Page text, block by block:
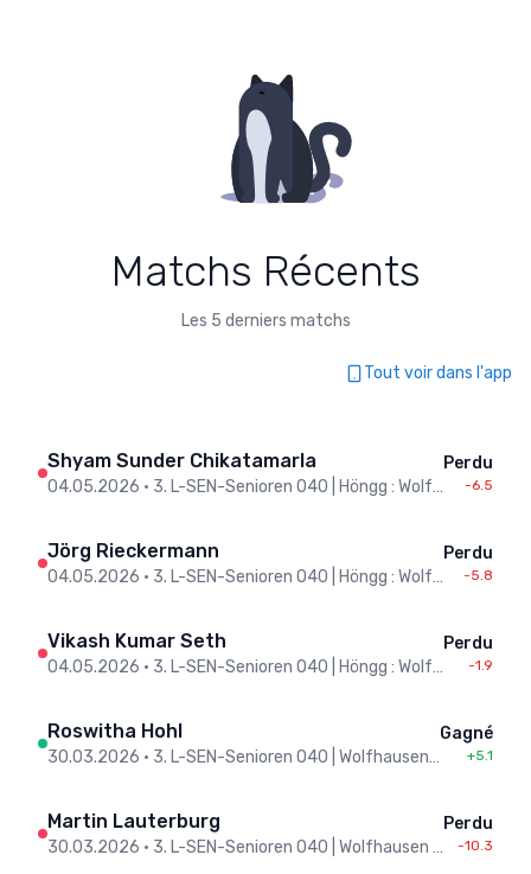
Matchs Récents
Les 5 derniers matchs
Tout voir dans l'app
Shyam Sunder Chikatamarla
04.05.2026 • 3. L-SEN-Senioren O40 | Höngg : Wolfhausen
Perdu
-6.5
Jörg Rieckermann
04.05.2026 • 3. L-SEN-Senioren O40 | Höngg : Wolfhausen
Perdu
-5.8
Vikash Kumar Seth
04.05.2026 • 3. L-SEN-Senioren O40 | Höngg : Wolfhausen
Perdu
-1.9
Roswitha Hohl
30.03.2026 • 3. L-SEN-Senioren O40 | Wolfhausen : Dübendorf-Volketswil II
Gagné
+5.1
Martin Lauterburg
30.03.2026 • 3. L-SEN-Senioren O40 | Wolfhausen : Dübendorf-Volketswil II
Perdu
-10.3